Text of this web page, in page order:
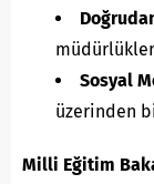
Sosyal
üzerinden
Milli Eğitim